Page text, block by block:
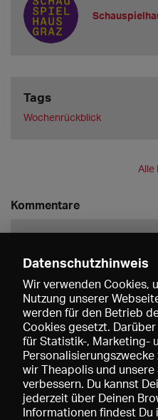
Tags
Wochenrückblick
Alle
Kommentare
Datenschutzhinweis
Wir verwenden Cookies,
Nutzung unserer
werden für den Betrieb
Cookies gesetzt.
für Statistik-, Marketing-
wir Theapolis und
verbessern. Du kannst
jederzeit über Deinen
Informationen findest Du